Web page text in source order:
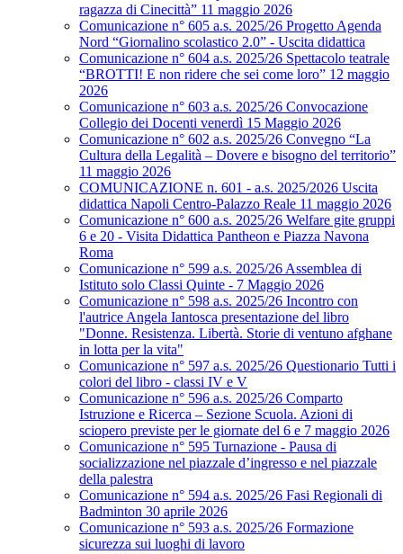
ragazza di Cinecittà” 11 maggio 2026
Comunicazione n° 605 a.s. 2025/26 Progetto Agenda
Nord “Giornalino scolastico 2.0” - Uscita didattica
Comunicazione n° 604 a.s. 2025/26 Spettacolo teatrale
“BROTTI! E non ridere che sei come loro” 12 maggio
2026
Comunicazione n° 603 a.s. 2025/26 Convocazione
Collegio dei Docenti venerdì 15 Maggio 2026
Comunicazione n° 602 a.s. 2025/26 Convegno “La
Cultura della Legalità – Dovere e bisogno del territorio”
11 maggio 2026
COMUNICAZIONE n. 601 - a.s. 2025/2026 Uscita
didattica Napoli Centro-Palazzo Reale 11 maggio 2026
Comunicazione n° 600 a.s. 2025/26 Welfare gite gruppi
6 e 20 - Visita Didattica Pantheon e Piazza Navona
Roma
Comunicazione n° 599 a.s. 2025/26 Assemblea di
Istituto solo Classi Quinte - 7 Maggio 2026
Comunicazione n° 598 a.s. 2025/26 Incontro con
l'autrice Angela Iantosca presentazione del libro
"Donne. Resistenza. Libertà. Storie di ventuno afghane
in lotta per la vita"
Comunicazione n° 597 a.s. 2025/26 Questionario Tutti i
colori del libro - classi IV e V
Comunicazione n° 596 a.s. 2025/26 Comparto
Istruzione e Ricerca – Sezione Scuola. Azioni di
sciopero previste per le giornate del 6 e 7 maggio 2026
Comunicazione n° 595 Turnazione - Pausa di
socializzazione nel piazzale d’ingresso e nel piazzale
della palestra
Comunicazione n° 594 a.s. 2025/26 Fasi Regionali di
Badminton 30 aprile 2026
Comunicazione n° 593 a.s. 2025/26 Formazione
sicurezza sui luoghi di lavoro